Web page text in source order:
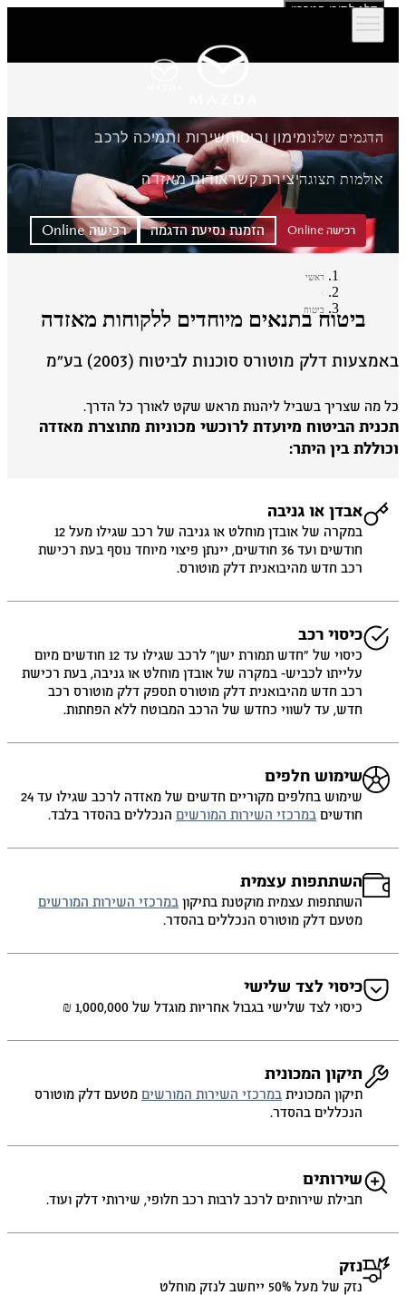
דלג לתוכן המרכזי
הדגמים שלנומימון וביטוחשירות ותמיכה לרכב
אולמות תצוגהיצירת קשראודות מאזדה
רכישה Online הזמנת נסיעת הדגמה רכישה Online
ראשי
ביטוח
ביטוח בתנאים מיוחדים ללקוחות מאזדה
דלק מוטורס סוכנות לביטוח (2003) בע״מ
מה שצריך בשביל ליהנות מראש שקט לאורך כל הדרך.
הביטוח מיועדת לרוכשי מכוניות מתוצרת מאזדה
בין היתר:
אבדן או גניבה
במקרה של אובדן מוחלט או גניבה של רכב שגילו מעל 12
חודשים ועד 36 חודשים, יינתן פיצוי מיוחד נוסף בעת רכישת
רכב חדש מהיבואנית דלק מוטורס.
כיסוי רכב
כיסוי של ״חדש תמורת ישן״ לרכב שגילו עד 12 חודשים מיום
עלייתו לכביש- במקרה של אובדן מוחלט או גניבה, בעת רכישת
רכב חדש מהיבואנית דלק מוטורס תספק דלק מוטורס רכב
חדש, עד לשווי כחדש של הרכב המבוטח ללא הפחתות.
שימוש חלפים
שימוש בחלפים מקוריים חדשים של מאזדה לרכב שגילו עד 24
חודשיםבמרכזי השירות המורשיםהנכללים בהסדר בלבד.
השתתפות עצמית
השתתפות עצמית מוקטנת בתיקוןבמרכזי השירות המורשים
מטעם דלק מוטורס הנכללים בהסדר.
כיסוי לצד שלישי
כיסוי לצד שלישי בגבול אחריות מוגדל של 1,000,000 ₪
תיקון המכונית
תיקון המכוניתבמרכזי השירות המורשיםמטעם דלק מוטורס
הנכללים בהסדר.
שירותים
חבילת שירותים לרכב לרבות רכב חלופי, שירותי דלק ועוד.
נזק
נזק של מעל 50% ייחשב לנזק מוחלט